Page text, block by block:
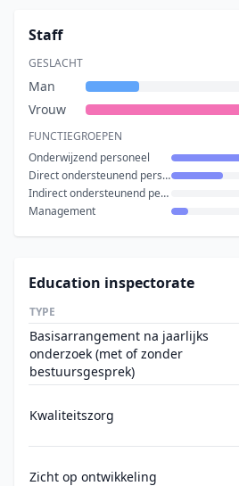
Staff
GESLACHT
Man
Vrouw
FUNCTIEGROEPEN
Onderwijzend personeel
Direct ondersteunend personeel
Indirect ondersteunend personeel
Management
Education inspectorate
TYPE
Basisarrangement na jaarlijks
onderzoek (met of zonder
bestuursgesprek)
Kwaliteitszorg
Zicht op ontwikkeling